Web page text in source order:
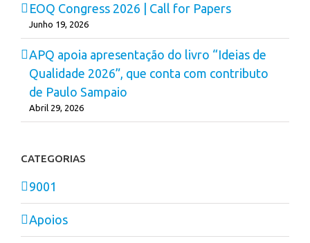
EOQ Congress 2026 | Call for Papers
Junho 19, 2026
APQ apoia apresentação do livro “Ideias de
Qualidade 2026”, que conta com contributo
de Paulo Sampaio
Abril 29, 2026
CATEGORIAS
9001
Apoios